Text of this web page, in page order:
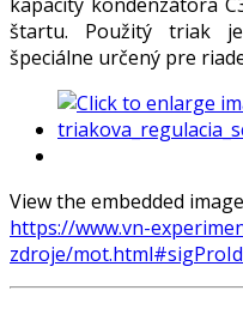
štartu. Použitý triak
špeciálne určený pre
View the embedded
https://www.vn-
zdroje/